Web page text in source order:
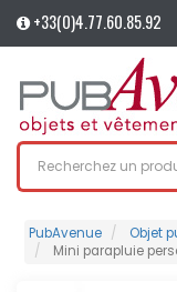
+33(0)4.77.60.85.92
PubAvenue Objet
Mini parapluie